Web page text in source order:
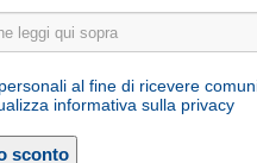
al fine di ricevere
informativa sulla privacy
2024 a Marija